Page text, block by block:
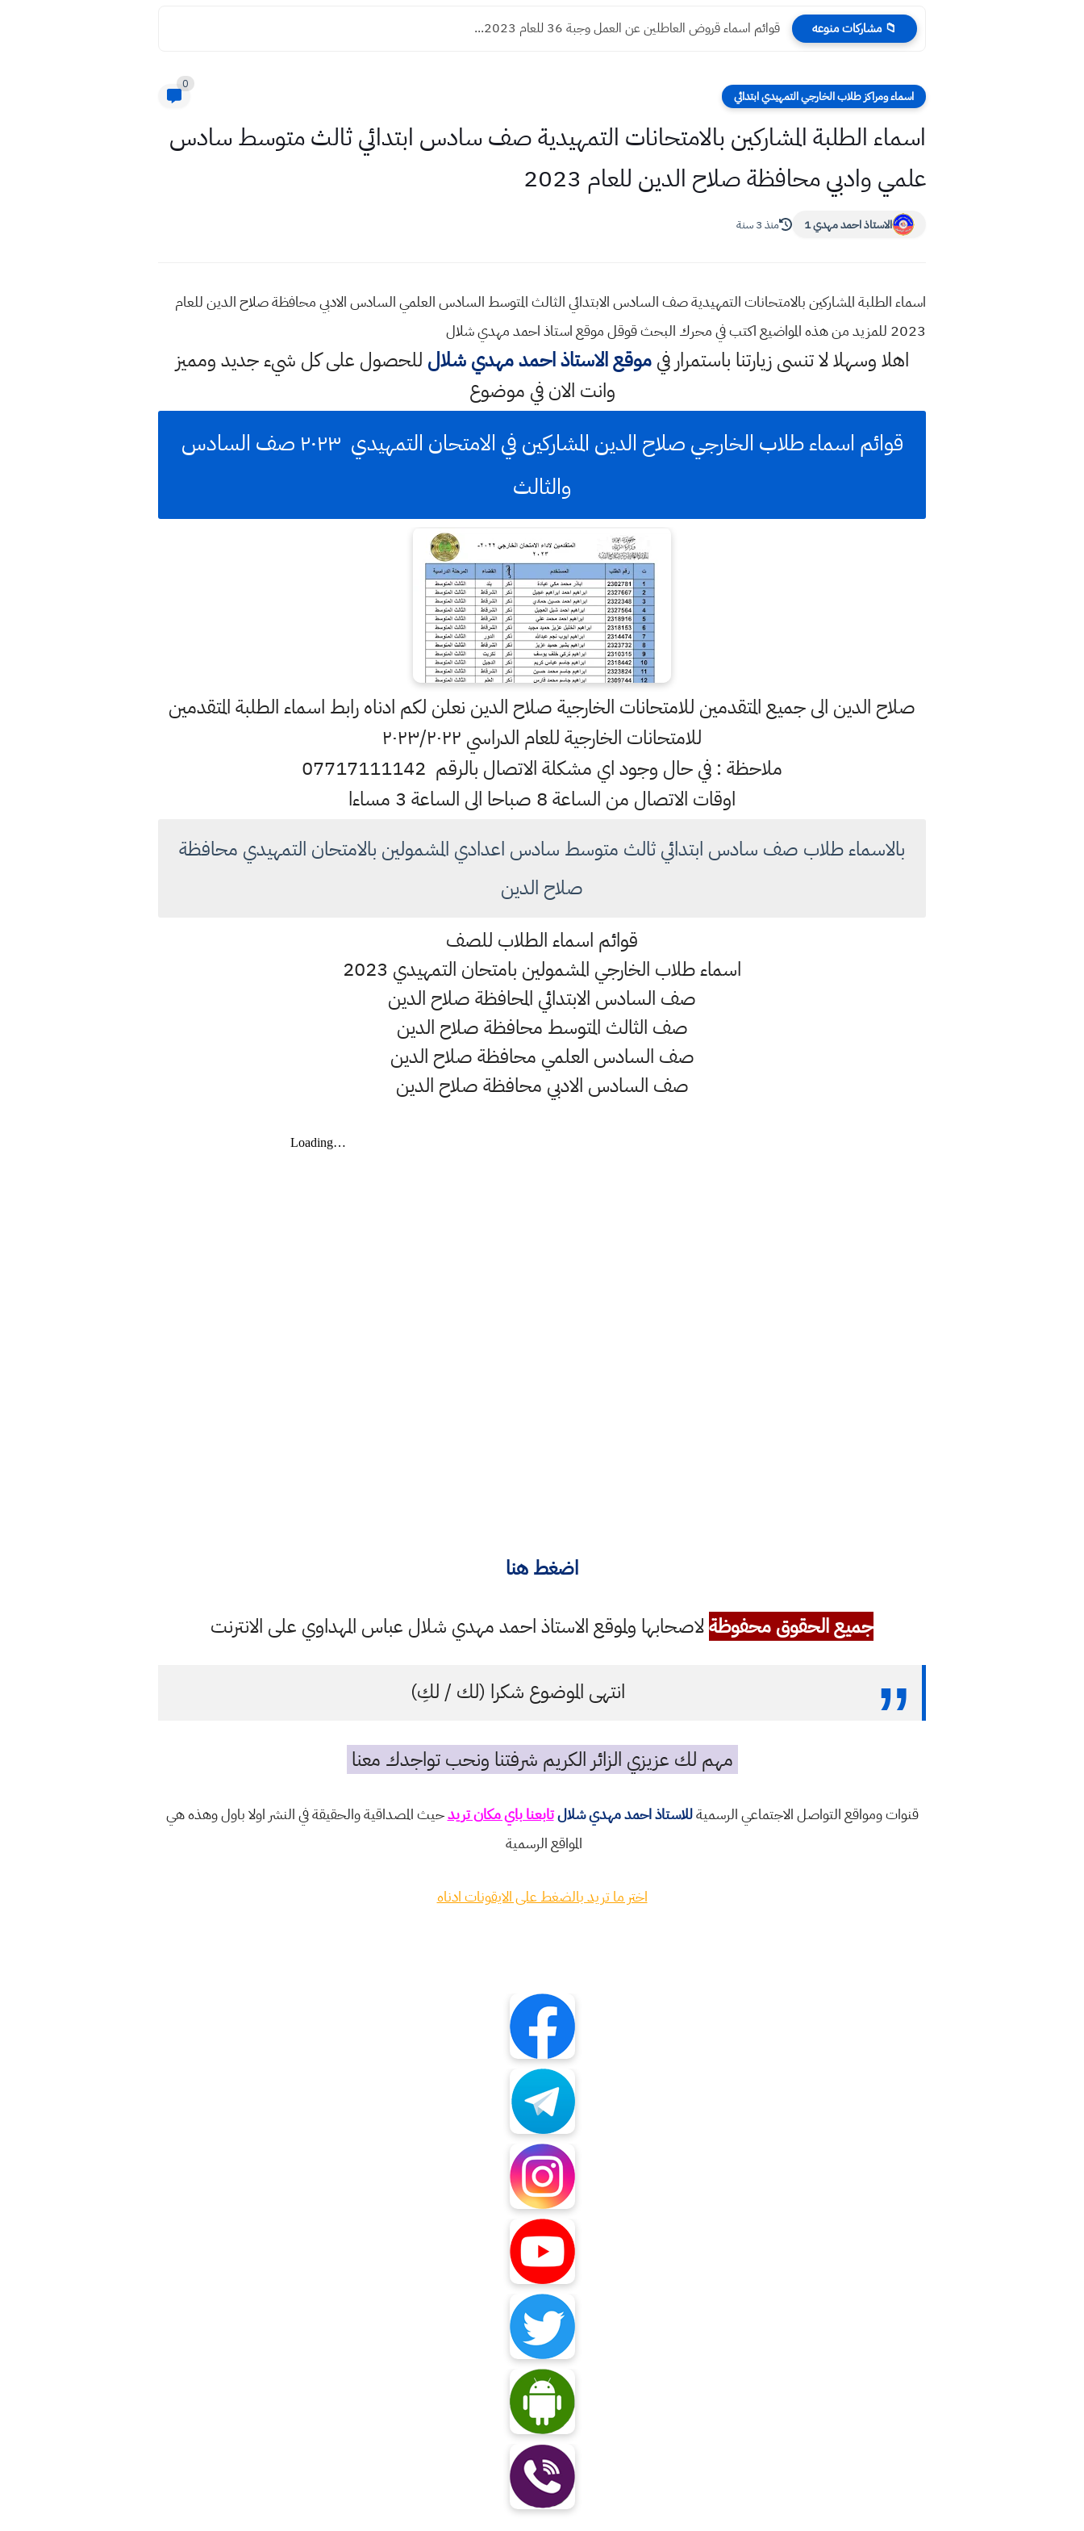
📁 مشاركات منوعه قوائم اسماء قروض العاطلين عن العمل وجبة 36 للعام 2023...
اسماء ومراكز طلاب الخارجي التمهيدي ابتدائي
0
اسماء الطلبة المشاركين بالامتحانات التمهيدية صف سادس ابتدائي ثالث متوسط سادس
علمي وادبي محافظة صلاح الدين للعام 2023
الاستاذ احمد مهدي 1 منذ 3 سنة
اسماء الطلبة المشاركين بالامتحانات التمهيدية صف السادس الابتدائي الثالث المتوسط السادس العلمي السادس الادبي محافظة صلاح الدين للعام
2023 للمزيد من هذه المواضيع اكتب في محرك البحث قوقل موقع استاذ احمد مهدي شلال
اهلا وسهلالا تنسى زيارتنا باستمرار فيموقع الاستاذ احمد مهدي شلال للحصول على كل شيء جديد ومميز
وانت الان في موضوع
قوائم اسماء طلاب الخارجي صلاح الدين المشاركين في الامتحان التمهيدي ٢٠٢٣ صف السادس
والثالث
صلاح الدين الى جميع المتقدمين للامتحانات الخارجية صلاح الدين نعلن لكم ادناه رابط اسماء الطلبة المتقدمين
للامتحانات الخارجية للعام الدراسي ٢٠٢٣/٢٠٢٢
ملاحظة : في حال وجود اي مشكلة الاتصال بالرقم 07717111142
اوقات الاتصال من الساعة 8 صباحا الى الساعة 3 مساءا
بالاسماء طلاب صف سادس ابتدائي ثالث متوسط سادس اعدادي المشمولين بالامتحان التمهيدي محافظة
صلاح الدين
قوائم اسماء الطلاب للصف
اسماء طلاب الخارجي المشمولين بامتحان التمهيدي 2023
صف السادس الابتدائي المحافظة صلاح الدين
صف الثالث المتوسط محافظة صلاح الدين
صف السادس العلمي محافظة صلاح الدين
صف السادس الادبي محافظة صلاح الدين
اضغط هنا
جميع الحقوق محفوظةلاصحابها ولموقع الاستاذ احمد مهدي شلال عباس المهداوي على الانترنت
انتهى الموضوع شكرا (لك / لكِ)
مهم لك عزيزي الزائر الكريم شرفتنا ونحب تواجدك معنا
قنوات ومواقع التواصل الاجتماعي الرسميةللاستاذ احمد مهدي شلالتابعنا باي مكان تريدحيث المصداقية والحقيقة في النشر اولا باول وهذه هي
المواقع الرسمية
اختر ما تريد بالضغط على الايقونات ادناه